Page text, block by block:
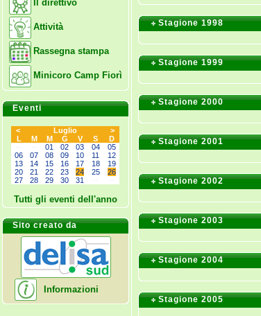
Il direttivo
Attività
Rassegna stampa
Minicoro Camp Fiorì
Eventi
< Luglio
>
L
M M G V S
D
01 02 03 04
05
06
07 08 09 10 11
12
13
14 15 16 17 18
19
20
21 22 23 24 25
26
27
28 29 30 31
Tutti gli eventi dell'anno
Sito creato da
Informazioni
Stagione 1998
Stagione 1999
Stagione 2000
Stagione 2001
Stagione 2002
Stagione 2003
Stagione 2004
Stagione 2005